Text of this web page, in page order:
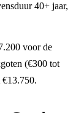
40+ jaar,
voor de
(€300 tot